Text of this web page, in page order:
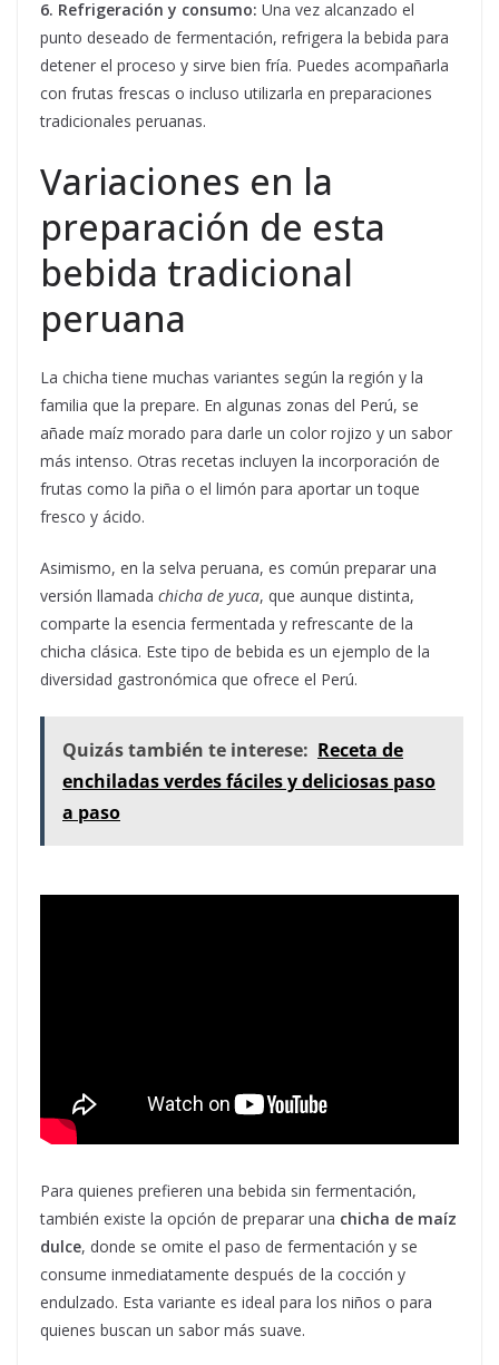
6. Refrigeración y consumo: Una vez alcanzado el
punto deseado de fermentación, refrigera la bebida para
detener el proceso y sirve bien fría. Puedes acompañarla
con frutas frescas o incluso utilizarla en preparaciones
tradicionales peruanas.
Variaciones en la
preparación de esta
bebida tradicional
peruana
La chicha tiene muchas variantes según la región y la
familia que la prepare. En algunas zonas del Perú, se
añade maíz morado para darle un color rojizo y un sabor
más intenso. Otras recetas incluyen la incorporación de
frutas como la piña o el limón para aportar un toque
fresco y ácido.
Asimismo, en la selva peruana, es común preparar una
versión llamada chicha de yuca, que aunque distinta,
comparte la esencia fermentada y refrescante de la
chicha clásica. Este tipo de bebida es un ejemplo de la
diversidad gastronómica que ofrece el Perú.
Quizás también te interese: Receta de
enchiladas verdes fáciles y deliciosas paso
a paso
Para quienes prefieren una bebida sin fermentación,
también existe la opción de preparar una chicha de maíz
dulce, donde se omite el paso de fermentación y se
consume inmediatamente después de la cocción y
endulzado. Esta variante es ideal para los niños o para
quienes buscan un sabor más suave.